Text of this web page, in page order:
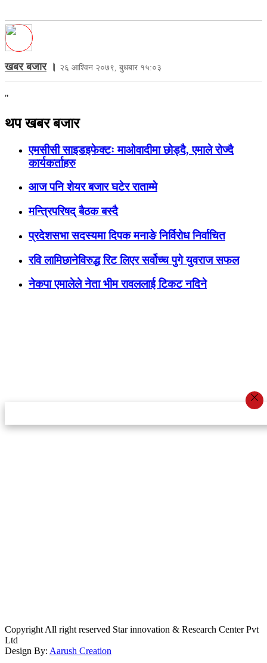
खबर बजार। २६ आश्विन २०७९, बुधबार १५:०३
"
थप खबर बजार
एमसीसी साइडइफेक्टः माओवादीमा छोड्दै, एमाले रोज्दै
कार्यकर्ताहरु
आज पनि शेयर बजार घटेर राताम्मे
मन्त्रिपरिषद् बैठक बस्दै
प्रदेशसभा सदस्यमा दिपक मनाङे निर्विरोध निर्वाचित
रवि लामिछानेविरुद्ध रिट लिएर सर्वोच्च पुगे युवराज सफल
नेकपा एमालेले नेता भीम रावललाई टिकट नदिने
Copyright All right reserved Star innovation & Research Center Pvt
Ltd
Design By: Aarush Creation